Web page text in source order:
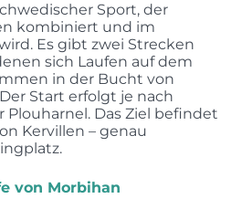
Sport, der
kombiniert und im
Es gibt zwei Strecken
sich Laufen auf dem
in der Bucht von
Start erfolgt je nach
Plouharnel. Das Ziel befindet
Kervillen – genau
von Morbihan